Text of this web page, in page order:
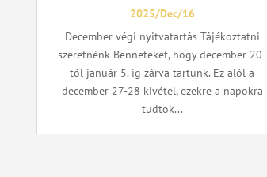
2025/Dec/16
December végi nyitvatartás Tájékoztatni
szeretnénk Benneteket, hogy december 20-
tól január 5.-ig zárva tartunk. Ez alól a
december 27-28 kivétel, ezekre a napokra
tudtok...